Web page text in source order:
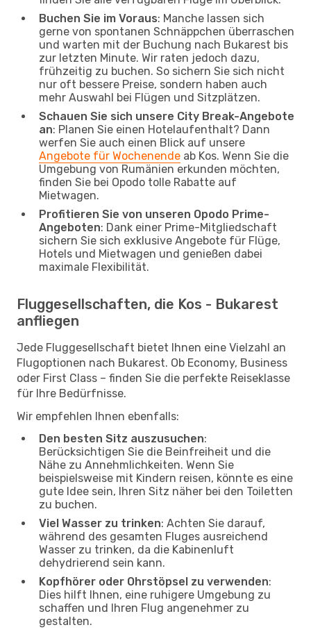
Buchen Sie im Voraus: Manche lassen sich
gerne von spontanen Schnäppchen überraschen
und warten mit der Buchung nach Bukarest bis
zur letzten Minute. Wir raten jedoch dazu,
frühzeitig zu buchen. So sichern Sie sich nicht
nur oft bessere Preise, sondern haben auch
mehr Auswahl bei Flügen und Sitzplätzen.
Schauen Sie sich unsere City Break-Angebote
an: Planen Sie einen Hotelaufenthalt? Dann
werfen Sie auch einen Blick auf unsere
Angebote für Wochenende ab Kos. Wenn Sie die
Umgebung von Rumänien erkunden möchten,
finden Sie bei Opodo tolle Rabatte auf
Mietwagen.
Profitieren Sie von unseren Opodo Prime-
Angeboten: Dank einer Prime-Mitgliedschaft
sichern Sie sich exklusive Angebote für Flüge,
Hotels und Mietwagen und genießen dabei
maximale Flexibilität.
Fluggesellschaften, die Kos - Bukarest
anfliegen
Jede Fluggesellschaft bietet Ihnen eine Vielzahl an
Flugoptionen nach Bukarest. Ob Economy, Business
oder First Class – finden Sie die perfekte Reiseklasse
für Ihre Bedürfnisse.
Wir empfehlen Ihnen ebenfalls:
Den besten Sitz auszusuchen:
Berücksichtigen Sie die Beinfreiheit und die
Nähe zu Annehmlichkeiten. Wenn Sie
beispielsweise mit Kindern reisen, könnte es eine
gute Idee sein, Ihren Sitz näher bei den Toiletten
zu buchen.
Viel Wasser zu trinken: Achten Sie darauf,
während des gesamten Fluges ausreichend
Wasser zu trinken, da die Kabinenluft
dehydrierend sein kann.
Kopfhörer oder Ohrstöpsel zu verwenden:
Dies hilft Ihnen, eine ruhigere Umgebung zu
schaffen und Ihren Flug angenehmer zu
gestalten.